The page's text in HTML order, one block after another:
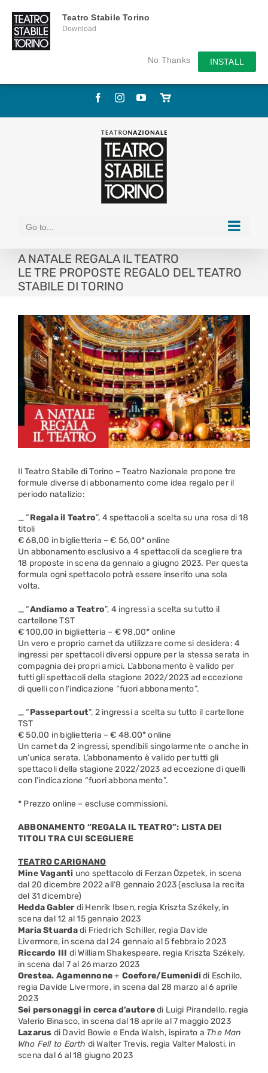
Teatro Stabile Torino
Download
No Thanks INSTALL
Skip
FacebookInstagramYouTube
Store
Go to...
A NATALE REGALA IL TEATRO
LE TRE PROPOSTE REGALO DEL TEATRO
STABILE DI TORINO
Il Teatro Stabile di Torino – Teatro Nazionale propone tre
formule diverse di abbonamento come idea regalo per il
periodo natalizio:
_ “Regala il Teatro”, 4 spettacoli a scelta su una rosa di 18
titoli
€ 68,00 in biglietteria – € 56,00* online
Un abbonamento esclusivo a 4 spettacoli da scegliere tra
18 proposte in scena da gennaio a giugno 2023. Per questa
formula ogni spettacolo potrà essere inserito una sola
volta.
_ “Andiamo a Teatro”, 4 ingressi a scelta su tutto il
cartellone TST
€ 100,00 in biglietteria – € 98,00* online
Un vero e proprio carnet da utilizzare come si desidera: 4
ingressi per spettacoli diversi oppure per la stessa serata in
compagnia dei propri amici. L’abbonamento è valido per
tutti gli spettacoli della stagione 2022/2023 ad eccezione
di quelli con l’indicazione “fuori abbonamento”.
_ “Passepartout”, 2 ingressi a scelta su tutto il cartellone
TST
€ 50,00 in biglietteria – € 48,00* online
Un carnet da 2 ingressi, spendibili singolarmente o anche in
un’unica serata. L’abbonamento è valido per tutti gli
spettacoli della stagione 2022/2023 ad eccezione di quelli
con l’indicazione “fuori abbonamento”.
* Prezzo online – escluse commissioni.
ABBONAMENTO “REGALA IL TEATRO”: LISTA DEI
TITOLI TRA CUI SCEGLIERE
TEATRO CARIGNANO
Mine Vaganti uno spettacolo di Ferzan Özpetek, in scena
dal 20 dicembre 2022 all’8 gennaio 2023 (esclusa la recita
del 31 dicembre)
Hedda Gablerdi Henrik Ibsen, regia Kriszta Székely, in
scena dal 12 al 15 gennaio 2023
Maria Stuardadi Friedrich Schiller, regia Davide
Livermore, in scena dal 24 gennaio al 5 febbraio 2023
Riccardo III di William Shakespeare, regia Kriszta Székely,
in scena dal 7 al 26 marzo 2023
Orestea. Agamennone+ Coefore/Eumenididi Eschilo,
regia Davide Livermore, in scena dal 28 marzo al 6 aprile
2023
Sei personaggi in cerca d’autoredi Luigi Pirandello, regia
Valerio Binasco, in scena dal 18 aprile al 7 maggio 2023
Lazarus di David Bowie e Enda Walsh, ispirato a The Man
Who Fell to Earth di Walter Trevis, regia Valter Malosti, in
scena dal 6 al 18 giugno 2023